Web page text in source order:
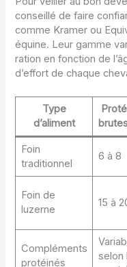
conseillé de faire
comme Kramer ou
équine. Leur gamme
ration en fonction de
d’effort de chaque
Type
d’aliment
Foin
traditionnel
6 à 8
Foin de
luzerne
15 à
Compléments
protéinés
selon